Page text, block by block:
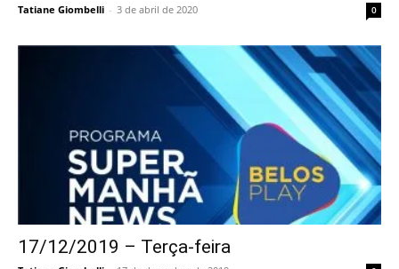
Tatiane Giombelli - 3 de abril de 2020 0
17/12/2019 – Terça-feira